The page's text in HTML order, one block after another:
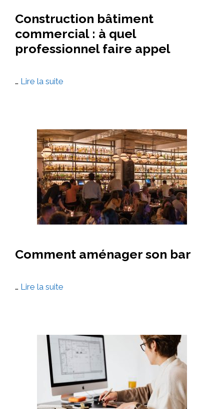
Construction bâtiment
commercial : à quel
professionnel faire appel
… Lire la suite
Comment aménager son bar
… Lire la suite